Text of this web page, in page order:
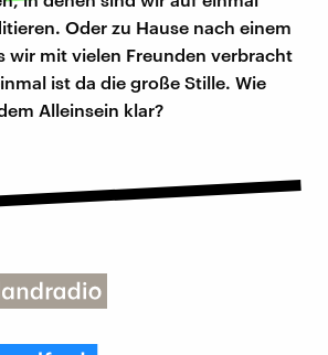
Oder zu Hause nach einem
wir mit vielen Freunden verbracht
ist da die große Stille. Wie
Alleinsein klar?